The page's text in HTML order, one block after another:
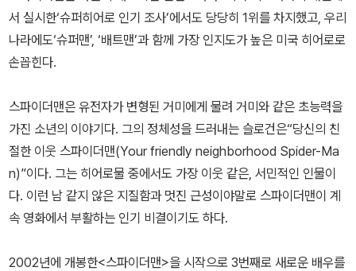
서 실시한‘슈퍼히어로 인기 조사’에서도 당당히 1위를 차지했고, 우리
나라에도‘슈퍼맨’, ‘배트맨’과 함께 가장 인지도가 높은 미국 히어로로
손꼽힌다.
스파이더맨은 유전자가 변형된 거미에게 물려 거미와 같은 초능력을
가진 소년의 이야기다. 그의 정체성을 드러내는 슬로건은“당신의 친
절한 이웃 스파이더맨(Your friendly neighborhood Spider-Ma
n)”이다. 그는 히어로물 중에서도 가장 이웃 같은, 서민적인 인물이
다. 이런 남 같지 않은 지질함과 멋진 근성이야말로 스파이더맨이 계
속 영화에서 부활하는 인기 비결이기도 하다.
2002년에 개봉한<스파이더맨>을 시작으로 3번째로 새로운 배우를